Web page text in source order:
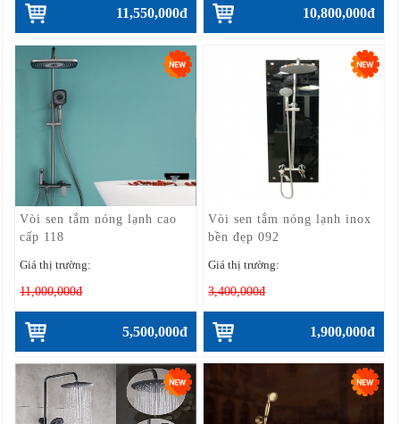
11,550,000đ 10,800,000đ
Vòi sen tắm nóng lạnh cao
cấp 118
Giá thị trường:
11,000,000đ
5,500,000đ
Vòi sen tắm nóng lạnh inox
bền đẹp 092
Giá thị trường:
3,400,000đ
1,900,000đ